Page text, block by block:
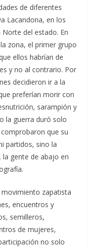
de diferentes
Lacandona, en los
del estado. En
zona, el primer grupo
ellos habrían de
y no al contrario. Por
decidieron ir a la
preferían morir con
sarampión y
la guerra duró solo
que su
partidos, sino la
gente de abajo en
zapatista
encuentros y
semilleros,
de mujeres,
no solo